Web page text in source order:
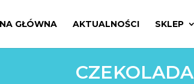
GŁÓWNA AKTUALNOŚCI SKLEP
CZEKOLADA